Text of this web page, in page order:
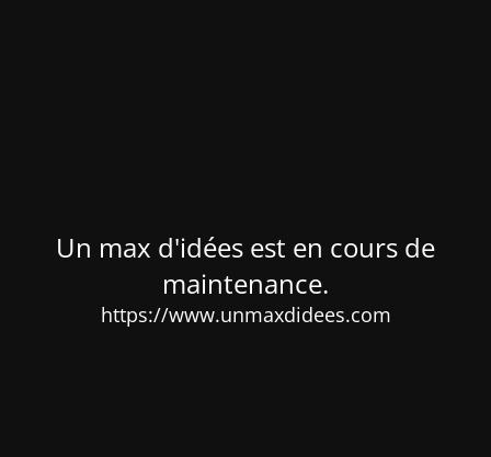
Un max d'idées est en cours de
maintenance.
https://www.unmaxdidees.com